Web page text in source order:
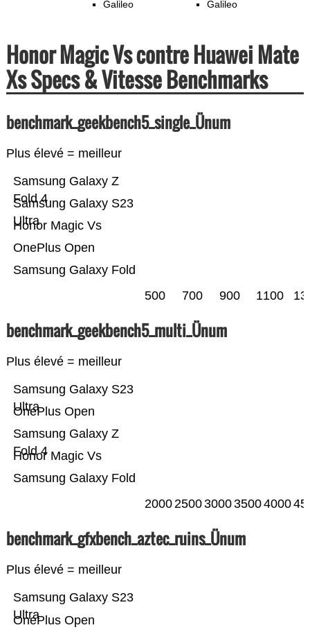
Galileo Galileo
Honor Magic Vs contre Huawei Mate
Xs Specs & Vitesse Benchmarks
benchmark_geekbench5_single_Ünum
Plus élevé = meilleur
Samsung Galaxy Fold
OnePlus Open
Honor Magic Vs
Samsung Galaxy S23
Ultra
Samsung Galaxy Z
Fold 4
500 700 900 1100
benchmark_geekbench5_multi_Ünum
Plus élevé = meilleur
Samsung Galaxy Fold
Honor Magic Vs
Samsung Galaxy Z
Fold 4
OnePlus Open
Samsung Galaxy S23
Ultra
20002500300035004000
benchmark_gfxbench_aztec_ruins_Ünum
Plus élevé = meilleur
OnePlus Open
Samsung Galaxy S23
Ultra